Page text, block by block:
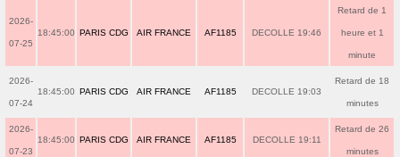
2026-
07-25
18:45:00 PARIS CDG AIR FRANCE AF1185 DECOLLE 19:46
Retard de 1
heure et 1
minute
2026-
07-24
18:45:00 PARIS CDG AIR FRANCE AF1185 DECOLLE 19:03
Retard de 18
minutes
2026-
07-23
18:45:00 PARIS CDG AIR FRANCE AF1185 DECOLLE 19:11
Retard de 26
minutes